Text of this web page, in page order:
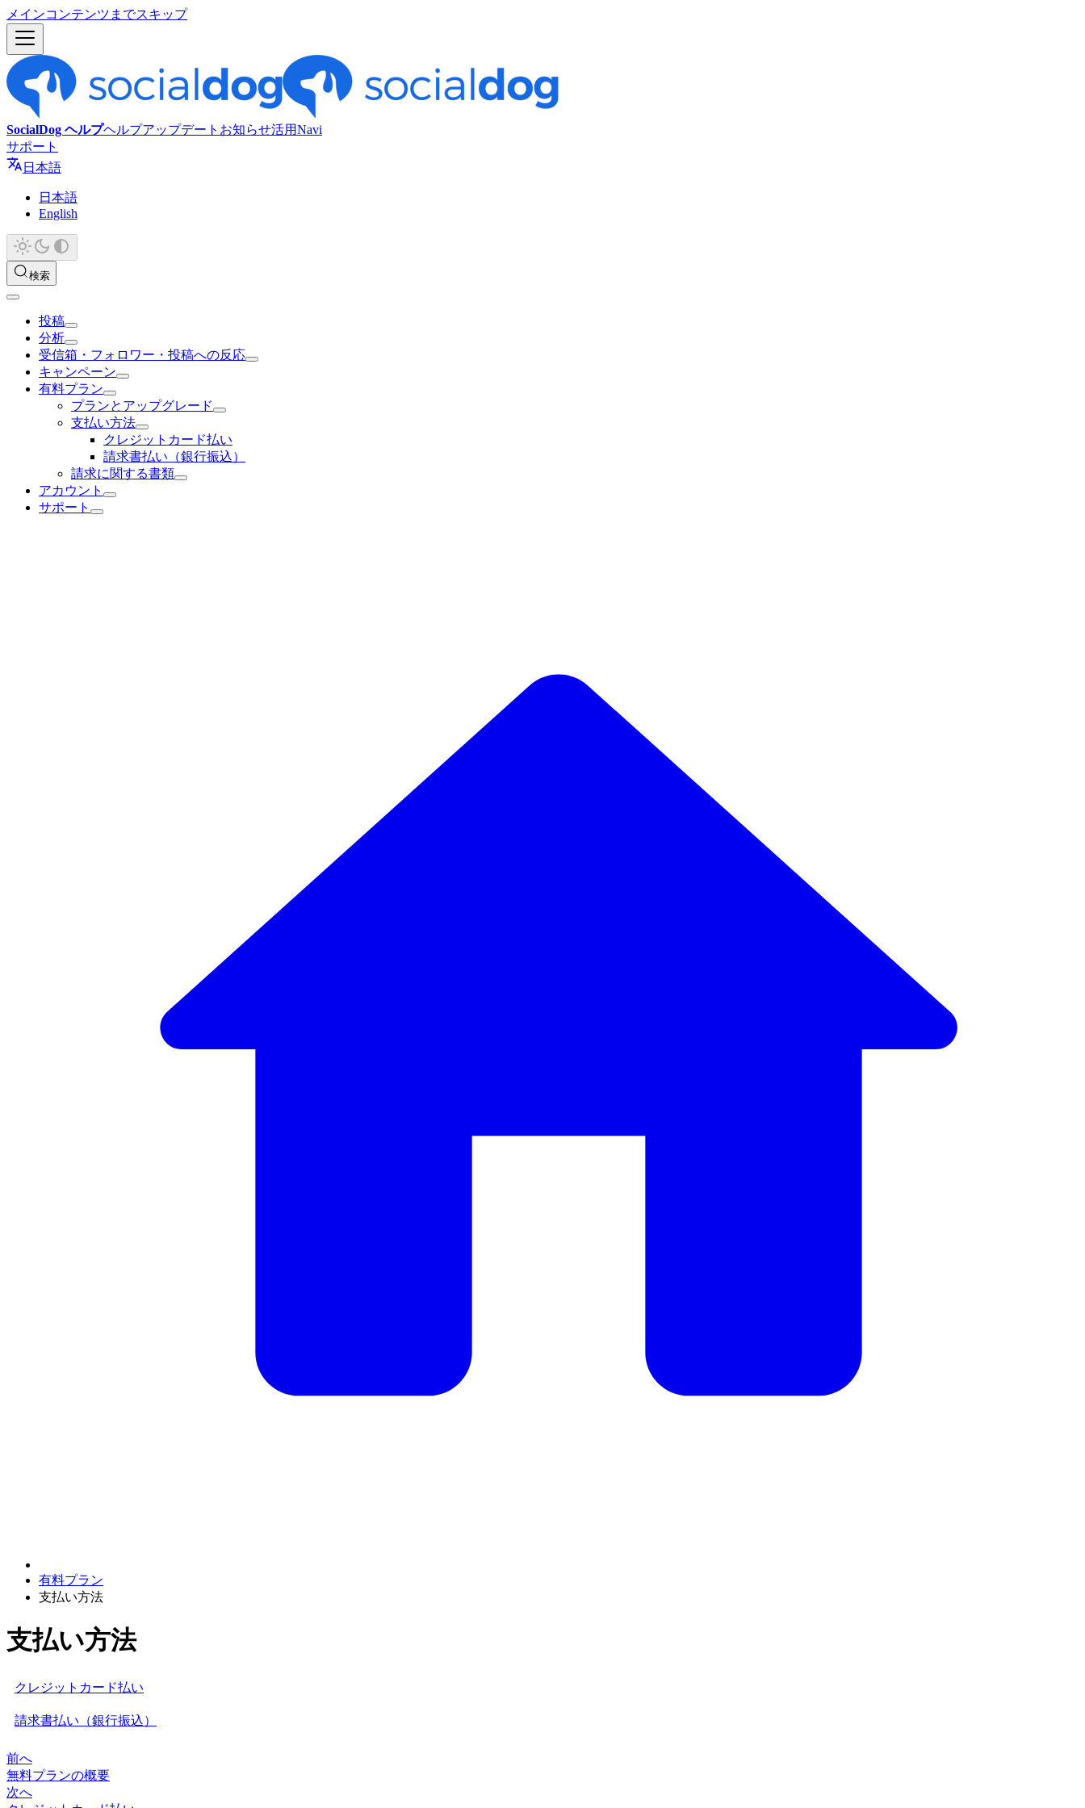
メインコンテンツまでスキップ
SocialDog ヘルプヘルプアップデート お知らせ活用Navi
サポート
日本語
日本語
English
検索
投稿
分析
受信箱・フォロワー・投稿への反応
キャンペーン
有料プラン
プランとアップグレード
支払い方法
クレジットカード払い
請求書払い（銀行振込）
請求に関する書類
アカウント
サポート
有料プラン
支払い方法
支払い方法
クレジットカード払い
請求書払い（銀行振込）
前へ
無料プランの概要
次へ